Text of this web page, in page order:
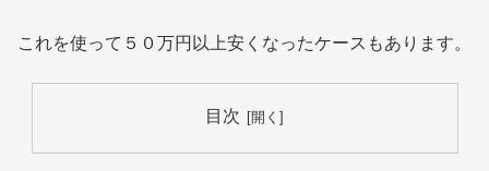
これを使って５０万円以上安くなったケースもあります。
目次